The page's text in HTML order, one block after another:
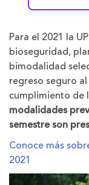
Para el 2021 la
bioseguridad,
bimodalidad
regreso seguro
cumplimiento de
modalidades
semestre son
Conoce más
2021